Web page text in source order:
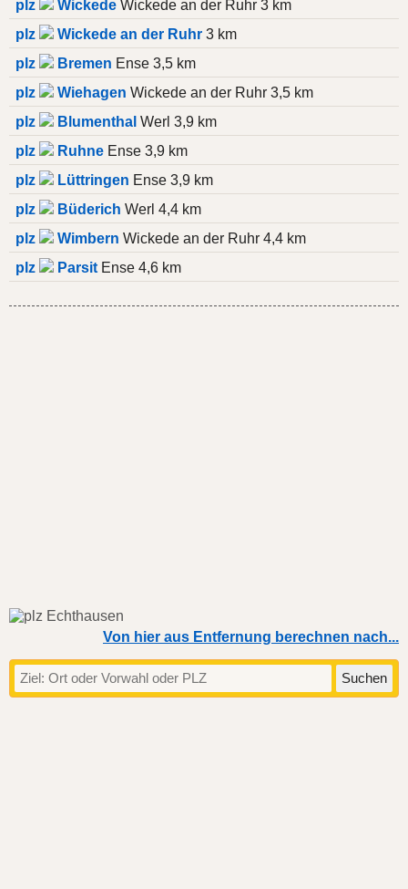
plz
Wickede Wickede an der Ruhr 3 km
plz
Wickede an der Ruhr 3 km
plz
Bremen Ense 3,5 km
plz
Wiehagen Wickede an der Ruhr 3,5 km
plz
Blumenthal Werl 3,9 km
plz
Ruhne Ense 3,9 km
plz
Lüttringen Ense 3,9 km
plz
Büderich Werl 4,4 km
plz
Wimbern Wickede an der Ruhr 4,4 km
plz
Parsit Ense 4,6 km
Von hier aus Entfernung berechnen nach...